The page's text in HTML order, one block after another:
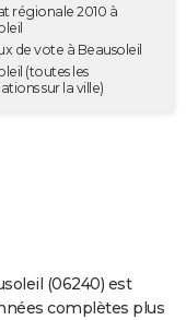
régionale 2010 à
de vote à Beausoleil
(toutes les
sur la ville)
(06240) est
complètes plus